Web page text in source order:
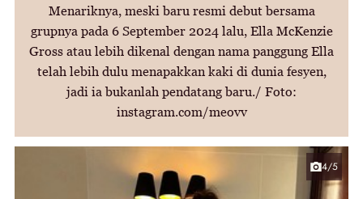
Menariknya, meski baru resmi debut bersama
grupnya pada 6 September 2024 lalu, Ella McKenzie
Gross atau lebih dikenal dengan nama panggung Ella
telah lebih dulu menapakkan kaki di dunia fesyen,
jadi ia bukanlah pendatang baru./ Foto:
instagram.com/meovv
4/5